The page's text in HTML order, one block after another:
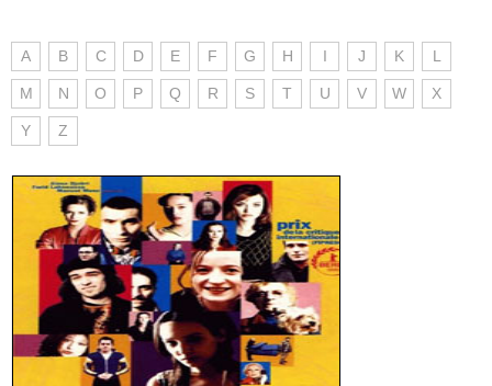
A B C D E F G H I J K L
M N O P Q R S T U V W X
Y Z